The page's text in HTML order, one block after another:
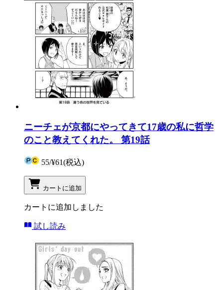
ニーチェが京都にやってきて17歳の私に哲学
のこと教えてくれた。 第19話
55/¥61(税込)
カートに追加
カートに追加しました
試し読み